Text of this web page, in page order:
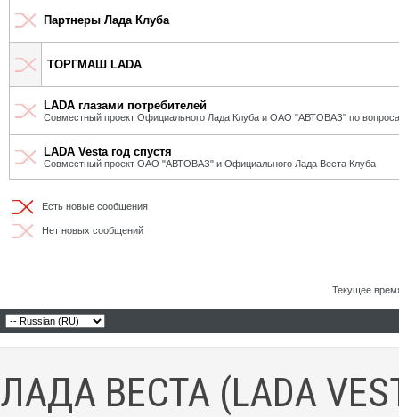
Партнеры Лада Клуба
ТОРГМАШ LADA
LADA глазами потребителей
Совместный проект Официального Лада Клуба и ОАО "АВТОВАЗ" по
LADA Vesta год спустя
Совместный проект ОАО "АВТОВАЗ" и Официального Лада Веста Клуба
Есть новые сообщения
Нет новых сообщений
Текущее
ЛАДА ВЕСТА (LADA